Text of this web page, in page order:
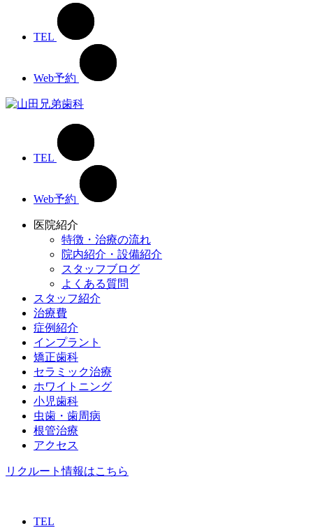
TEL
Web予約
TEL
Web予約
医院紹介
特徴・治療の流れ
院内紹介・設備紹介
スタッフブログ
よくある質問
スタッフ紹介
治療費
症例紹介
インプラント
矯正歯科
セラミック治療
ホワイトニング
小児歯科
虫歯・歯周病
根管治療
アクセス
リクルート情報はこちら
TEL